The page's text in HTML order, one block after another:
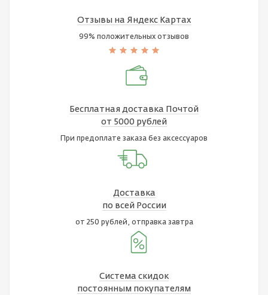
Отзывы на Яндекс Картах
99% положительных отзывов
Бесплатная доставка Почтой
от 5000 рублей
При предоплате заказа без аксессуаров
Доставка
по всей России
от 250 рублей, отправка завтра
Система скидок
постоянным покупателям